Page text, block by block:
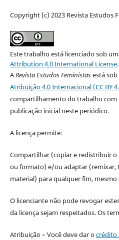
Copyright (c) 2023 Revista Estudos
Este trabalho está licenciado sob
Attribution 4.0 International License.
ARevista Estudos Feministasestá sob
Atribuição 4.0 Internacional (CC BY
compartilhamento do trabalho
publicação inicial neste periódico.
A licença permite:
Compartilhar (copiar e redistribuir
ou formato) e/ou adaptar (remixar,
material) para qualquer fim, mesmo
O licenciante não pode revogar
da licença sejam respeitados. Os
Atribuição – Você deve dar ocrédito